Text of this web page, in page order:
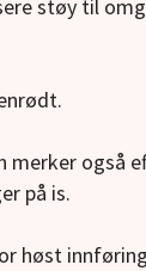
støy til
merker også
på is.
høst